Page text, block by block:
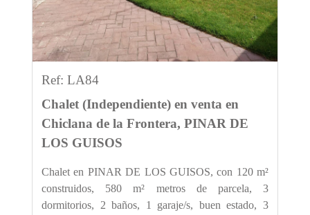
Ref: LA84
Chalet (Independiente) en venta en
Chiclana de la Frontera, PINAR DE
LOS GUISOS
Chalet en PINAR DE LOS GUISOS, con 120 m²
construidos, 580 m² metros de parcela, 3
dormitorios, 2 baños, 1 garaje/s, buen estado, 3